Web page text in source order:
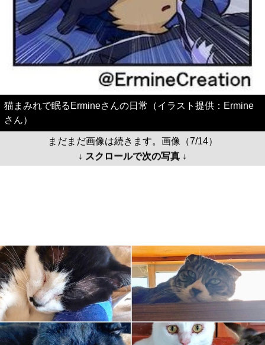
猫まみれで眠るErmineさんの日常（イラスト提供：Ermine
さん）
まだまだ画像は続きます。画像（7/14）
↓ スクロールで次の写真 ↓